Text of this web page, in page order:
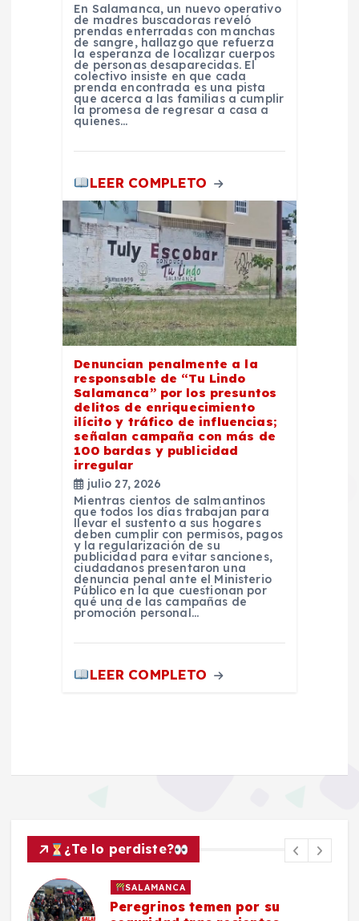
En Salamanca, un nuevo operativo
de madres buscadoras reveló
prendas enterradas con manchas
de sangre, hallazgo que refuerza
la esperanza de localizar cuerpos
de personas desaparecidas. El
colectivo insiste en que cada
prenda encontrada es una pista
que acerca a las familias a cumplir
la promesa de regresar a casa a
quienes…
LEER COMPLETO
Denuncian penalmente a la
responsable de “Tu Lindo
Salamanca” por los presuntos
delitos de enriquecimiento
ilícito y tráfico de influencias;
señalan campaña con más de
100 bardas y publicidad
irregular
julio 27, 2026
Mientras cientos de salmantinos
que todos los días trabajan para
llevar el sustento a sus hogares
deben cumplir con permisos, pagos
y la regularización de su
publicidad para evitar sanciones,
ciudadanos presentaron una
denuncia penal ante el Ministerio
Público en la que cuestionan por
qué una de las campañas de
promoción personal…
LEER COMPLETO
¿Te lo perdiste?
SALAMANCA
Peregrinos temen por su